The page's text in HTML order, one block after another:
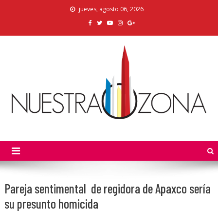
jueves, agosto 06, 2026
Pareja sentimental de regidora de Apaxco sería
su presunto homicida